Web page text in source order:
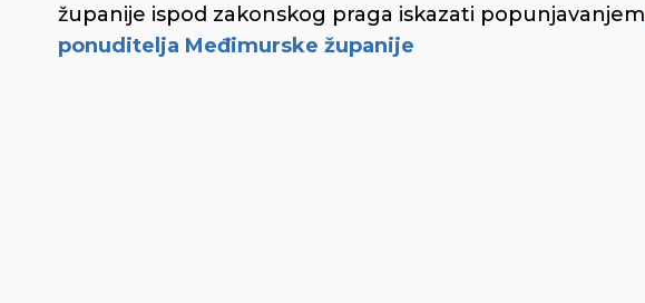
županije ispod zakonskog praga iskazati popunjavanjem
ponuditelja Međimurske županije